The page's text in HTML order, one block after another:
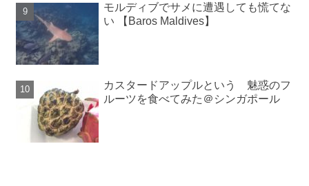
モルディブでサメに遭遇しても慌てな
い 【Baros Maldives】
カスタードアップルという 魅惑のフ
ルーツを食べてみた＠シンガポール